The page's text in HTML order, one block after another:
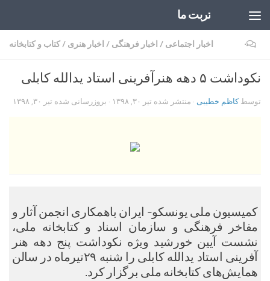
تربت ما
اخبار اجتماعی / اخبار فرهنگی / اخبار هنری /کتاب و کتابخانه ۰
نکوداشت ۵ دهه هنرآفرینی استاد یدالله کابلی
توسطکاظم خطیبی · منتشر شده تیر ۳۰, ۱۳۹۸ · بروزرسانی شده تیر ۳۰, ۱۳۹۸
کمیسیون ملی یونسکو- ایران باهمکاری انجمن آثار و
مفاخر فرهنگی و سازمان اسناد و کتابخانه ملی،
نشست آیین خورشید ویژه نکوداشت پنج دهه هنر
آفرینی استاد یدالله کابلی را شنبه ۲۹تیرماه در سالن
همایش‌های کتابخانه ملی برگزار کرد.